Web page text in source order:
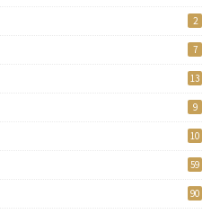
2
7
13
9
10
59
90